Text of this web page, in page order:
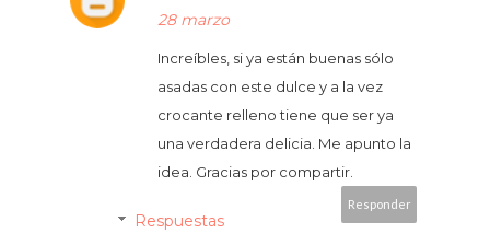
28 marzo
Increíbles, si ya están buenas sólo
asadas con este dulce y a la vez
crocante relleno tiene que ser ya
una verdadera delicia. Me apunto la
idea. Gracias por compartir.
Responder
Respuestas